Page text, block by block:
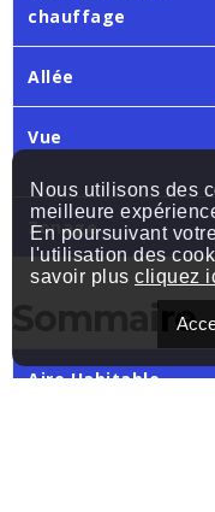
chauffage
Allée
Vue
Zonage
Sommaire
Aire Habitable
Nous utilisons des
meilleure
En poursuivant
l'utilisation des
savoir plus cliquez